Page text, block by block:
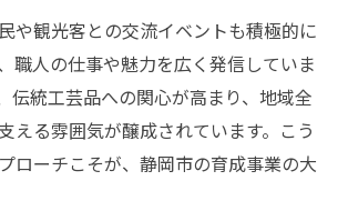
や観光客との交流イベントも積極的に
職人の仕事や魅力を広く発信していま
伝統工芸品への関心が高まり、地域全
える雰囲気が醸成されています。こう
ローチこそが、静岡市の育成事業の大